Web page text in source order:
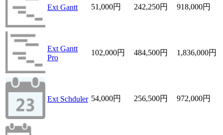
Ext Gantt 51,000円 242,250円 918,000円
Ext Gantt
Pro
102,000円 484,500円 1,836,000円
Ext Schduler 54,000円 256,500円 972,000円